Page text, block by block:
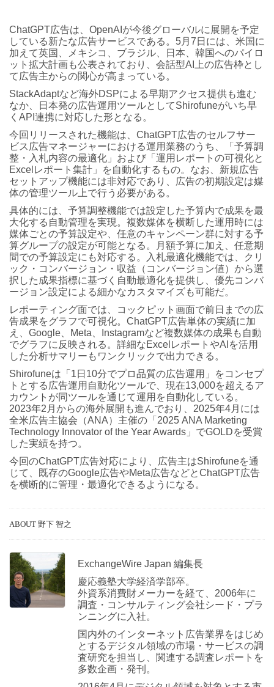
ChatGPT広告は、OpenAIが今後グローバルに展開を予定
している新たな広告サービスである。5月7日には、米国に
加えて英国、メキシコ、ブラジル、日本、韓国へのパイロ
ット拡大計画も公表されており、会話型AI上の広告枠とし
て広告主からの関心が高まっている。
StackAdaptなど海外DSPによる早期アクセス提供も進む
なか、日本発の広告運用ツールとしてShirofuneがいち早
くAPI連携に対応した形となる。
今回リリースされた機能は、ChatGPT広告のセルフサー
ビス広告マネージャーにおける運用業務のうち、「予算調
整・入札内容の最適化」および「運用レポートの可視化と
Excelレポート集計」を自動化するもの。なお、新規広告
セットアップ機能には非対応であり、広告の初期設定は媒
体の管理ツール上で行う必要がある。
具体的には、予算調整機能では設定した予算内で成果を最
大化する自動管理を実現。複数媒体を横断した運用時には
媒体ごとの予算設定や、任意のキャンペーン群に対する予
算グループの設定が可能となる。月額予算に加え、任意期
間での予算設定にも対応する。入札最適化機能では、クリ
ック・コンバージョン・収益（コンバージョン値）から選
択した成果指標に基づく自動最適化を提供し、優先コンバ
ージョン設定による細かなカスタマイズも可能だ。
レポーティング面では、コックピット画面で前日までの広
告成果をグラフで可視化。ChatGPT広告単体の実績に加
え、Google、Meta、Instagramなど複数媒体の成果も自動
でグラフに反映される。詳細なExcelレポートやAIを活用
した分析サマリーもワンクリックで出力できる。
Shirofuneは「1日10分でプロ品質の広告運用」をコンセプ
トとする広告運用自動化ツールで、現在13,000を超えるア
カウントが同ツールを通じて運用を自動化している。
2023年2月からの海外展開も進んでおり、2025年4月には
全米広告主協会（ANA）主催の「2025 ANA Marketing
Technology Innovator of the Year Awards」でGOLDを受賞
した実績を持つ。
今回のChatGPT広告対応により、広告主はShirofuneを通
じて、既存のGoogle広告やMeta広告などとChatGPT広告
を横断的に管理・最適化できるようになる。
ABOUT 野下 智之
ExchangeWire Japan 編集長
慶応義塾大学経済学部卒。
外資系消費財メーカーを経て、2006年に
調査・コンサルティング会社シード・プラ
ンニングに入社。
国内外のインターネット広告業界をはじめ
とするデジタル領域の市場・サービスの調
査研究を担当し、関連する調査レポートを
多数企画・発刊。